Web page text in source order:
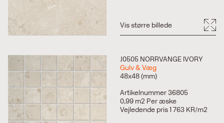
Vis større billede
J0505 NORRVANGE IVORY
Gulv & Væg
48x48 (mm)
Artikelnummer 36805
0,99 m2 Per æske
Vejledende pris 1 763 KR/m2